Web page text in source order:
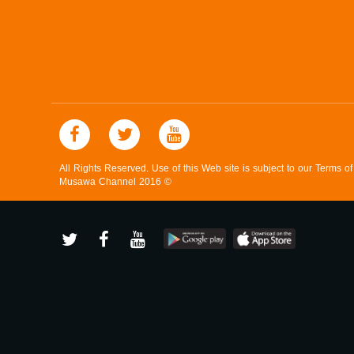
All Rights Reserved. Use of this Web site is subject to our Terms
©
2016